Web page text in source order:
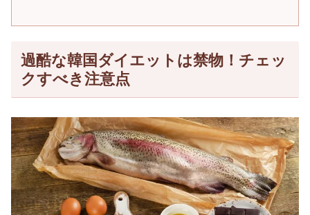
過酷な韓国ダイエットは禁物！チェッ
クすべき注意点